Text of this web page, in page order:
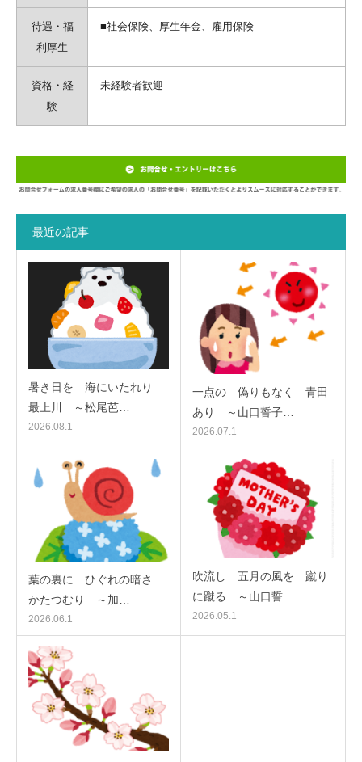
待遇・福
利厚生
■社会保険、厚生年金、雇用保険
資格・経
験
未経験者歓迎
最近の記事
暑き日を 海にいたれり
最上川 ～松尾芭…
2026.08.1
一点の 偽りもなく 青田
あり ～山口誓子…
2026.07.1
葉の裏に ひぐれの暗さ
かたつむり ～加…
2026.06.1
吹流し 五月の風を 蹴り
に蹴る ～山口誓…
2026.05.1